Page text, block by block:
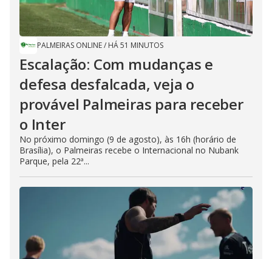
PALMEIRAS ONLINE/ HÁ 51 MINUTOS
Escalação: Com mudanças e
defesa desfalcada, veja o
provável Palmeiras para receber
o Inter
No próximo domingo (9 de agosto), às 16h (horário de
Brasília), o Palmeiras recebe o Internacional no Nubank
Parque, pela 22ª...